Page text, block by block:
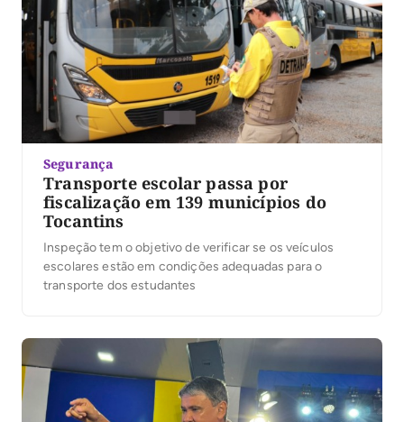
Segurança
Transporte escolar passa por
fiscalização em 139 municípios do
Tocantins
Inspeção tem o objetivo de verificar se os veículos
escolares estão em condições adequadas para o
transporte dos estudantes